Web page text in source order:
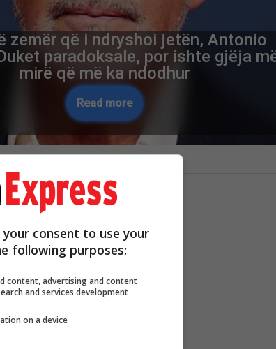
zemër që i ndryshoi jetën, Antonio
paradoksale, por ishte gjëja
mirë që më ka ndodhur
Read more
consent to use your
following purposes:
content, advertising and content
and services development
on a device